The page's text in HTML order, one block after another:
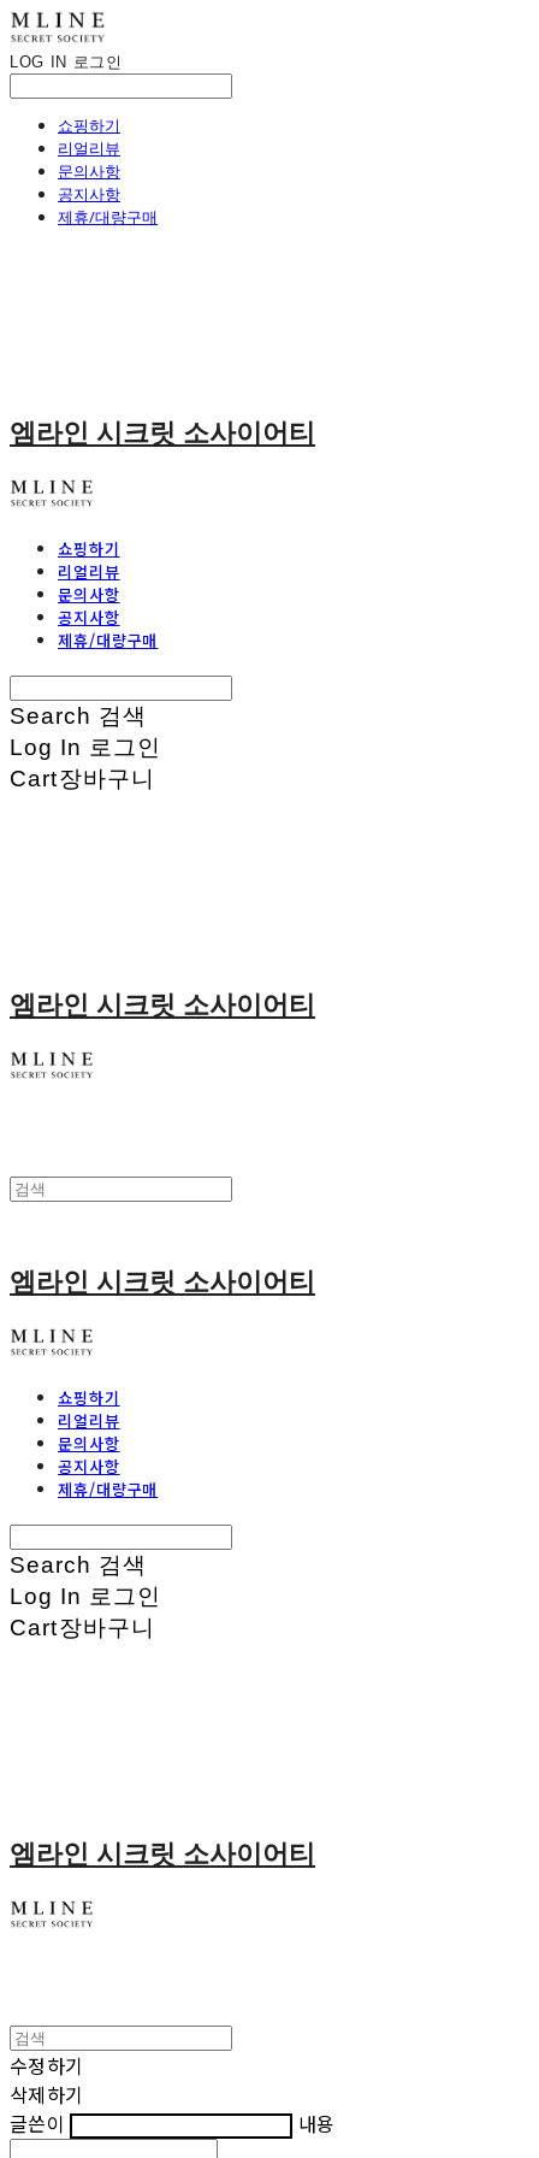
LOG IN 로그인
쇼핑하기
리얼리뷰
문의사항
공지사항
제휴/대량구매
엠라인 시크릿 소사이어티
쇼핑하기
리얼리뷰
문의사항
공지사항
제휴/대량구매
Search 검색
Log In 로그인
Cart장바구니
엠라인 시크릿 소사이어티
엠라인 시크릿 소사이어티
쇼핑하기
리얼리뷰
문의사항
공지사항
제휴/대량구매
Search 검색
Log In 로그인
Cart장바구니
엠라인 시크릿 소사이어티
수정하기
삭제하기
글쓴이
내용